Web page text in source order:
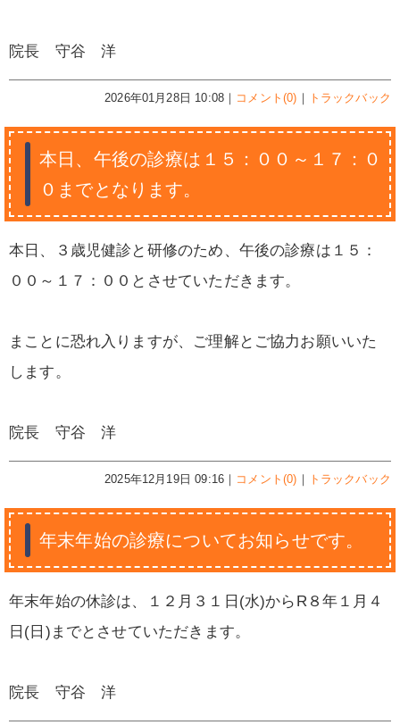
院長 守谷 洋
2026年01月28日 10:08｜ コメント(0) ｜ トラックバック
本日、午後の診療は１５：００～１７：０
０までとなります。
本日、３歳児健診と研修のため、午後の診療は１５：
００～１７：００とさせていただきます。
まことに恐れ入りますが、ご理解とご協力お願いいた
します。
院長 守谷 洋
2025年12月19日 09:16｜ コメント(0) ｜ トラックバック
年末年始の診療についてお知らせです。
年末年始の休診は、１２月３１日(水)からR８年１月４
日(日)までとさせていただきます。
院長 守谷 洋